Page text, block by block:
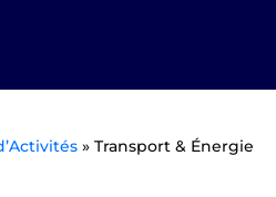
» Transport & Énergie